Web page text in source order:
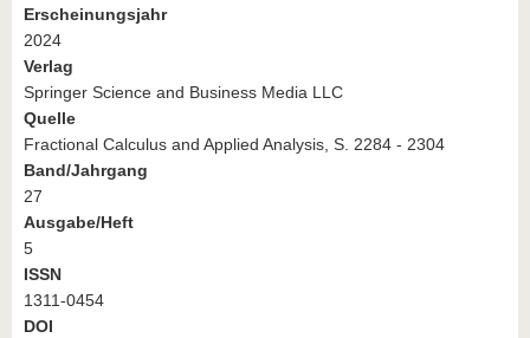
Erscheinungsjahr
2024
Verlag
Springer Science and Business Media LLC
Quelle
Fractional Calculus and Applied Analysis, S. 2284 - 2304
Band/Jahrgang
27
Ausgabe/Heft
5
ISSN
1311-0454
DOI